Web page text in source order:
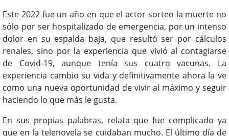
Este 2022 fue un año en que el actor sorteo la muerte no
sólo por ser hospitalizado de emergencia, por un intenso
dolor en su espalda baja, que resultó ser por cálculos
renales, sino por la experiencia que vivió al contagiarse
de Covid-19, aunque tenía sus cuatro vacunas. La
experiencia cambio su vida y definitivamente ahora la ve
como una nueva oportunidad de vivir al máximo y seguir
haciendo lo que más le gusta.
En sus propias palabras, relata que fue complicado ya
que en la telenovela se cuidaban mucho. El último día de